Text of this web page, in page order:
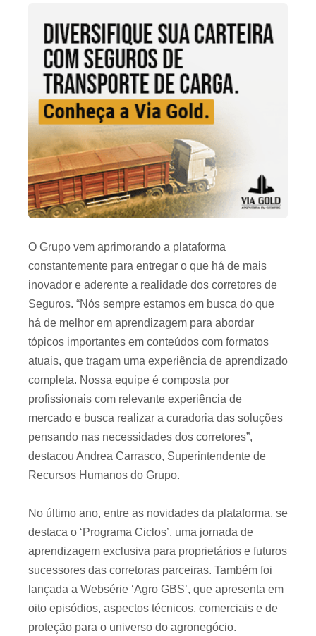
O Grupo vem aprimorando a plataforma
constantemente para entregar o que há de mais
inovador e aderente a realidade dos corretores de
Seguros. “Nós sempre estamos em busca do que
há de melhor em aprendizagem para abordar
tópicos importantes em conteúdos com formatos
atuais, que tragam uma experiência de aprendizado
completa. Nossa equipe é composta por
profissionais com relevante experiência de
mercado e busca realizar a curadoria das soluções
pensando nas necessidades dos corretores”,
destacou Andrea Carrasco, Superintendente de
Recursos Humanos do Grupo.
No último ano, entre as novidades da plataforma, se
destaca o ‘Programa Ciclos’, uma jornada de
aprendizagem exclusiva para proprietários e futuros
sucessores das corretoras parceiras. Também foi
lançada a Websérie ‘Agro GBS’, que apresenta em
oito episódios, aspectos técnicos, comerciais e de
proteção para o universo do agronegócio.